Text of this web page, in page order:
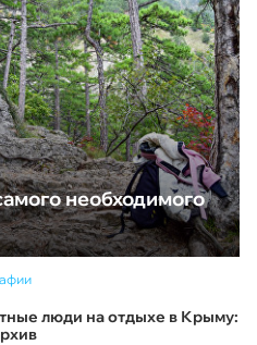
необходимого
люди на отдыхе в Крыму: